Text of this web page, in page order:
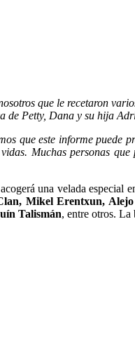
que le recetaron
de Petty, Dana y su hija
que este informe puede
Muchas personas
una velada
Mikel Erentxun,
Talismán, entre otros. La